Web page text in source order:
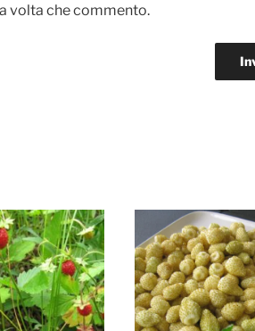
volta che commento.